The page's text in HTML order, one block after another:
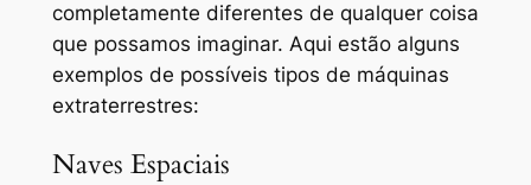
completamente diferentes de qualquer coisa
que possamos imaginar. Aqui estão alguns
exemplos de possíveis tipos de máquinas
extraterrestres:
Naves Espaciais